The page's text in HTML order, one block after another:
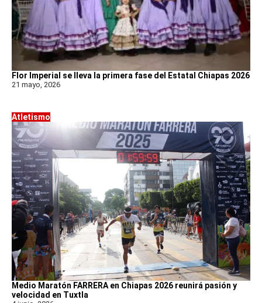
Flor Imperial se lleva la primera fase del Estatal Chiapas 2026
21 mayo, 2026
Atletismo
Medio Maratón FARRERA en Chiapas 2026 reunirá pasión y
velocidad en Tuxtla